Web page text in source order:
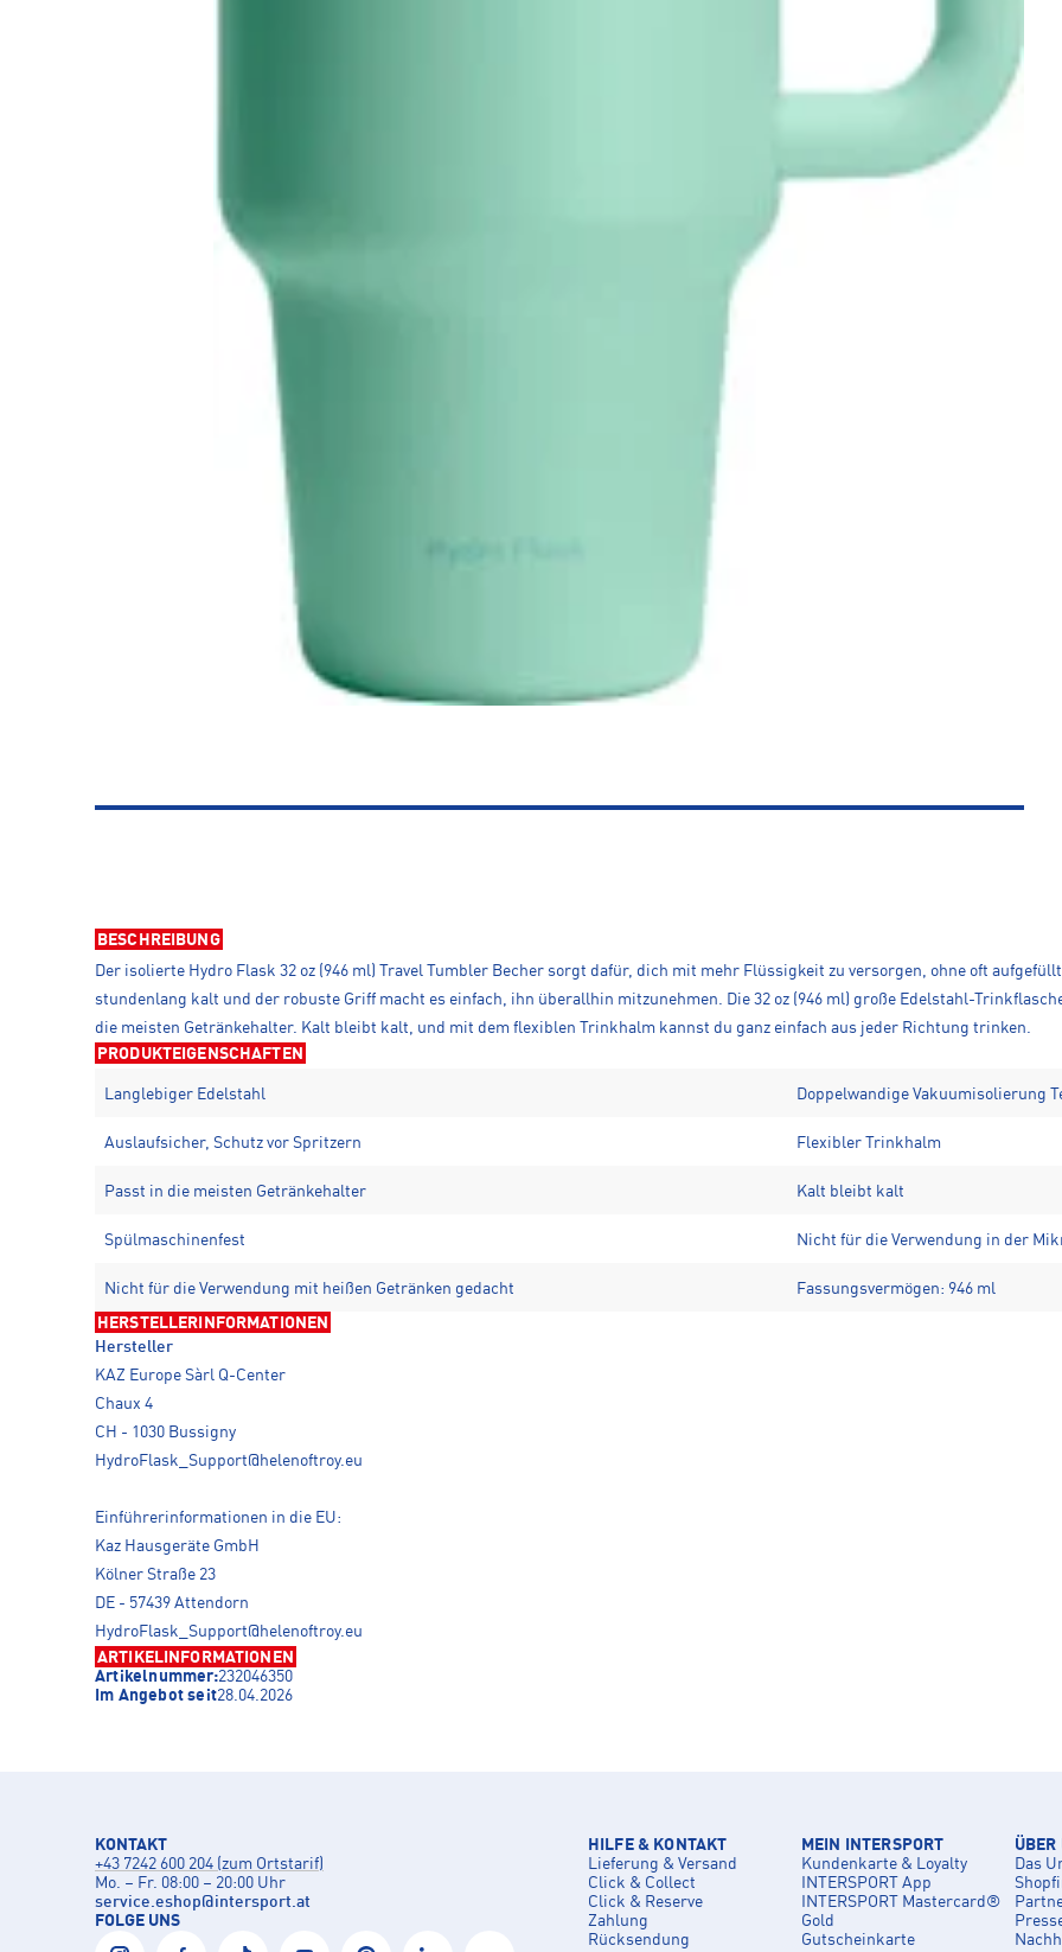
BESCHREIBUNG
Der isolierte Hydro Flask 32 oz (946 ml) Travel Tumbler Becher sorgt dafür, dich mit mehr Flüssigkeit zu versorgen, ohne oft
stundenlang kalt und der robuste Griff macht es einfach, ihn überallhin mitzunehmen. Die 32 oz (946 ml) große Edelstahl-
die meisten Getränkehalter. Kalt bleibt kalt, und mit dem flexiblen Trinkhalm kannst du ganz einfach aus jeder Richtung trinken.
PRODUKTEIGENSCHAFTEN
Langlebiger Edelstahl Doppelwandige Vakuumisolierung
Auslaufsicher, Schutz vor Spritzern Flexibler Trinkhalm
Passt in die meisten Getränkehalter Kalt bleibt kalt
Spülmaschinenfest Nicht für die Verwendung in der
Nicht für die Verwendung mit heißen Getränken gedacht Fassungsvermögen: 946 ml
HERSTELLERINFORMATIONEN
Hersteller
KAZ Europe Sàrl Q-Center
Chaux 4
CH - 1030 Bussigny
HydroFlask_Support@helenoftroy.eu
Einführerinformationen in die EU:
Kaz Hausgeräte GmbH
Kölner Straße 23
DE - 57439 Attendorn
HydroFlask_Support@helenoftroy.eu
ARTIKELINFORMATIONEN
Artikelnummer:232046350
Im Angebot seit28.04.2026
KONTAKT
+43 7242 600 204 (zum Ortstarif)
Mo. – Fr. 08:00 – 20:00 Uhr
service.eshop@intersport.at
FOLGE UNS
HILFE & KONTAKT
Lieferung & Versand
Click & Collect
Click & Reserve
Zahlung
Rücksendung
MEIN INTERSPORT
Kundenkarte & Loyalty
INTERSPORT App
INTERSPORT Mastercard®
Gold
Gutscheinkarte
ÜBER
Das